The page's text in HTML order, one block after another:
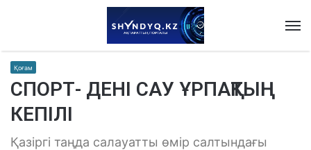
Қоғам
СПОРТ- ДЕНІ САУ ҰРПАҚТЫҢ
КЕПІЛІ
Қазіргі таңда салауатты өмір салтындағы